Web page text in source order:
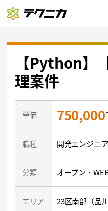
【Python】
理案件
単価 750,000
職種 開発エンジニア
分類 オープン・
エリア 23区南部（品